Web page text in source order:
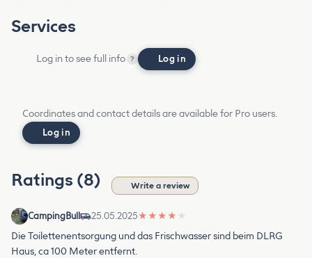
Services
Log in to see full info ? Log in
Coordinates and contact details are available for Pro users.
Log in
Ratings (8) Write a review
CampingBull 25.05.2025★ ★ ★ ★ ★
Die Toilettenentsorgung und das Frischwasser sind beim DLRG
Haus, ca 100 Meter entfernt.